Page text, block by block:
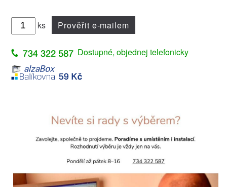
ks Prověřit e-mailem
Dostupné, objednej telefonicky